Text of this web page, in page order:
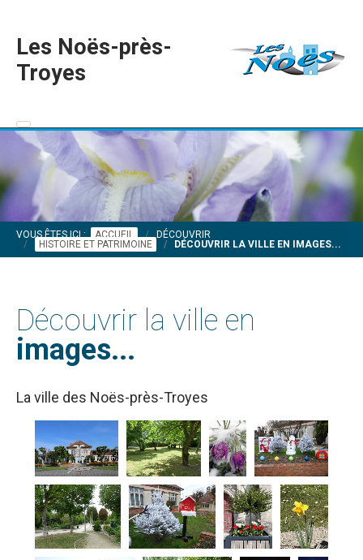
Les Noës-près-
Troyes
VOUS ÊTES ICI : ACCUEIL
DÉCOUVRIR
HISTOIRE ET PATRIMOINE
DÉCOUVRIR LA VILLE EN IMAGES...
Découvrir la ville en
images...
La ville des Noës-près-Troyes